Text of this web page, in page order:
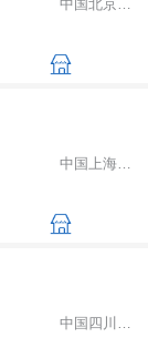
中国北京市海淀区
中国上海市徐汇区
中国四川省成都市